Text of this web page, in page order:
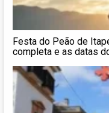
Festa do Peão de
completa e as datas